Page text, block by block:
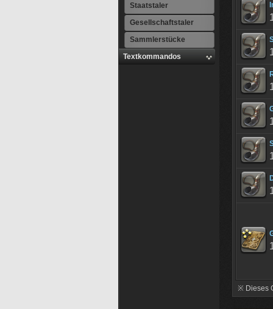
Staatstaler
Gesellschaftstaler
Sammlerstücke
Textkommandos
※ Dieses